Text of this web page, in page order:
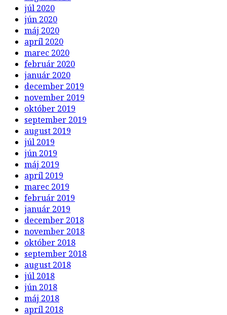
júl 2020
jún 2020
máj 2020
apríl 2020
marec 2020
február 2020
január 2020
december 2019
november 2019
október 2019
september 2019
august 2019
júl 2019
jún 2019
máj 2019
apríl 2019
marec 2019
február 2019
január 2019
december 2018
november 2018
október 2018
september 2018
august 2018
júl 2018
jún 2018
máj 2018
apríl 2018